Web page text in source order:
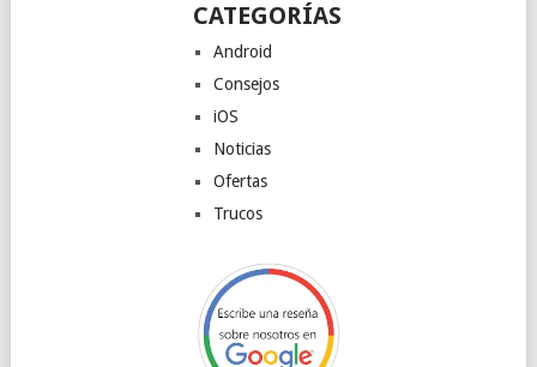
CATEGORÍAS
Android
Consejos
iOS
Noticias
Ofertas
Trucos